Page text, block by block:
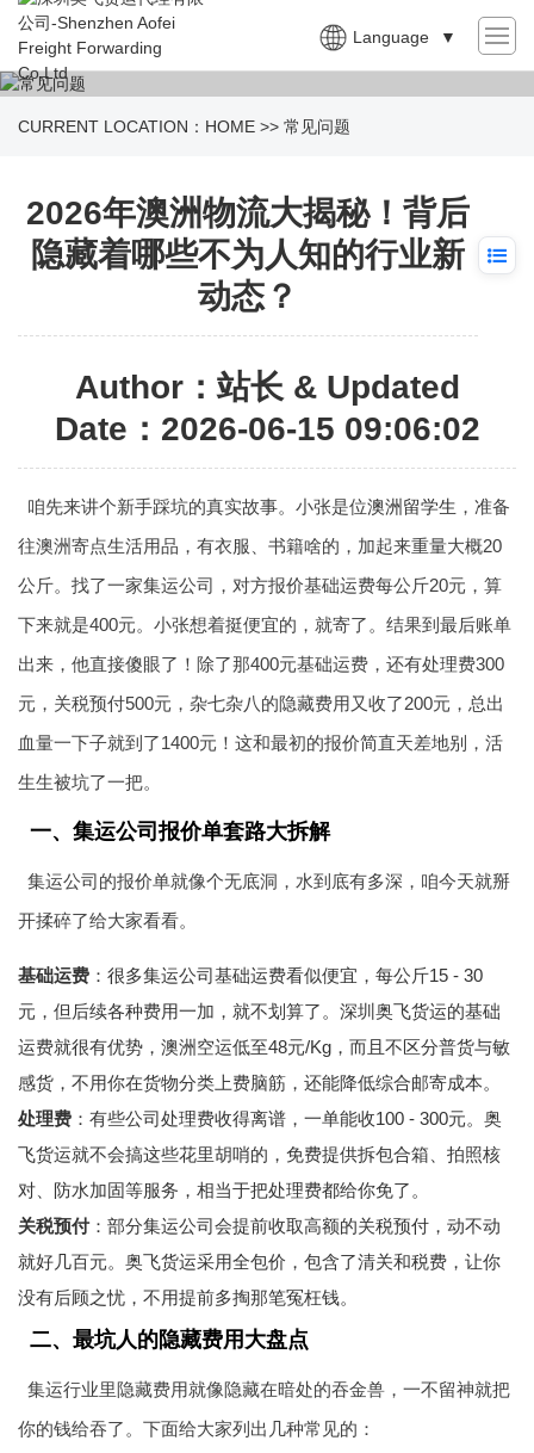
Language ▼
CURRENT LOCATION： HOME >> 常见问题
2026年澳洲物流大揭秘！背后
隐藏着哪些不为人知的行业新
动态？
Author：站长 & Updated
Date：2026-06-15 09:06:02
咱先来讲个新手踩坑的真实故事。小张是位澳洲留学生 ，准备
往澳洲寄点生活用品，有衣服、书籍啥的，加起来重量大概20
公斤。找了一家集运公司，对方报价基础运费每公斤20元，算
下来就是400元。小张想着挺便宜的，就寄了。结果到最后账单
出来，他直接傻眼了！除了那400元基础运费，还有处理费300
元，关税预付500元，杂七杂八的隐藏费用又收了200元，总出
血量一下子就到了1400元！这和最初的报价简直天差地别，活
生生被坑了一把。
一、集运公司报价单套路大拆解
集运公司的报价单就像个无底洞，水到底有多深，咱今天就掰
开揉碎了给大家看看。
基础运费 ：很多集运公司基础运费看似便宜，每公斤15 - 30
元，但后续各种费用一加，就不划算了。深圳 奥飞货运的基础
运费就很有优势， 澳洲空运低至48元/Kg，而且不区分普货与敏
感货，不用你在货物分类上费脑筋，还能降低综合邮寄成本。
处理费 ：有些公司处理费收得离谱，一单能收100 - 300元。 奥
飞货运就不会搞这些花里胡哨的，免费提供拆包合箱、拍照核
对、防水加固等服务，相当于把处理费都给你免了。
关税预付：部分集运公司会提前收取高额的关税预付，动不动
就好几百元。 奥飞货运采用全包价，包含了清关和税费，让你
没有后顾之忧，不用提前多掏那笔冤枉钱。
二、最坑人的隐藏费用大盘点
集运行业里隐藏费用就像隐藏在暗处的吞金兽，一不留神就把
你的钱给吞了。下面给大家列出几种常见的：